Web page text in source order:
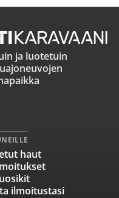
ja luotetuin
haut
ilmoitustasi